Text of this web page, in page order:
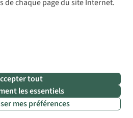
de chaque page du site Internet.
tout
les essentiels
mes préférences
SA,